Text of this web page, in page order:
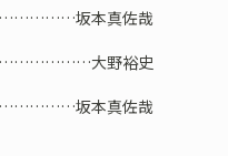
坂本真佐哉
大野裕史
坂本真佐哉